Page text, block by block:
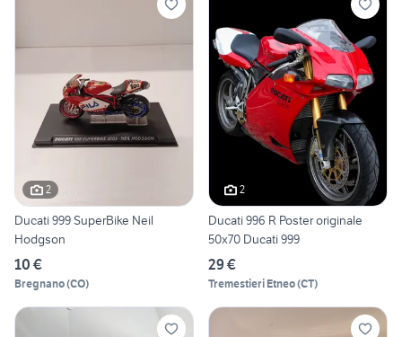
2
Ducati 999 SuperBike Neil
Hodgson
10 €
Bregnano(CO)
2
Ducati 996 R Poster originale
50x70 Ducati 999
29 €
Tremestieri Etneo(CT)